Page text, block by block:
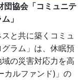
団協会「コミュニテ
」
と共に築くコミュ
ラム」は、休眠預
の災害対応力を高
カルファンド)」の